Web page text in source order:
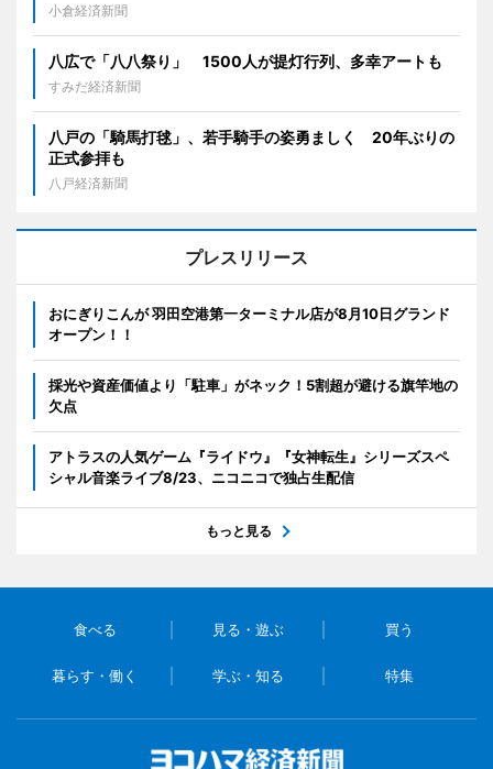
小倉経済新聞
八広で「八八祭り」 1500人が提灯行列、多幸アートも
すみだ経済新聞
八戸の「騎馬打毬」、若手騎手の姿勇ましく 20年ぶりの
正式参拝も
八戸経済新聞
プレスリリース
おにぎりこんが 羽田空港第一ターミナル店が8月10日グランド
オープン！！
採光や資産価値より「駐車」がネック！5割超が避ける旗竿地の
欠点
アトラスの人気ゲーム『ライドウ』『女神転生』シリーズスペ
シャル音楽ライブ8/23、ニコニコで独占生配信
もっと見る
食べる 見る・遊ぶ 買う
暮らす・働く 学ぶ・知る 特集